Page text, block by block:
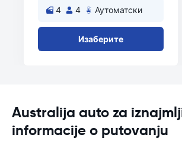
4 4 Аутоматски
Изаберите
Australija auto za
informacije o putovanju